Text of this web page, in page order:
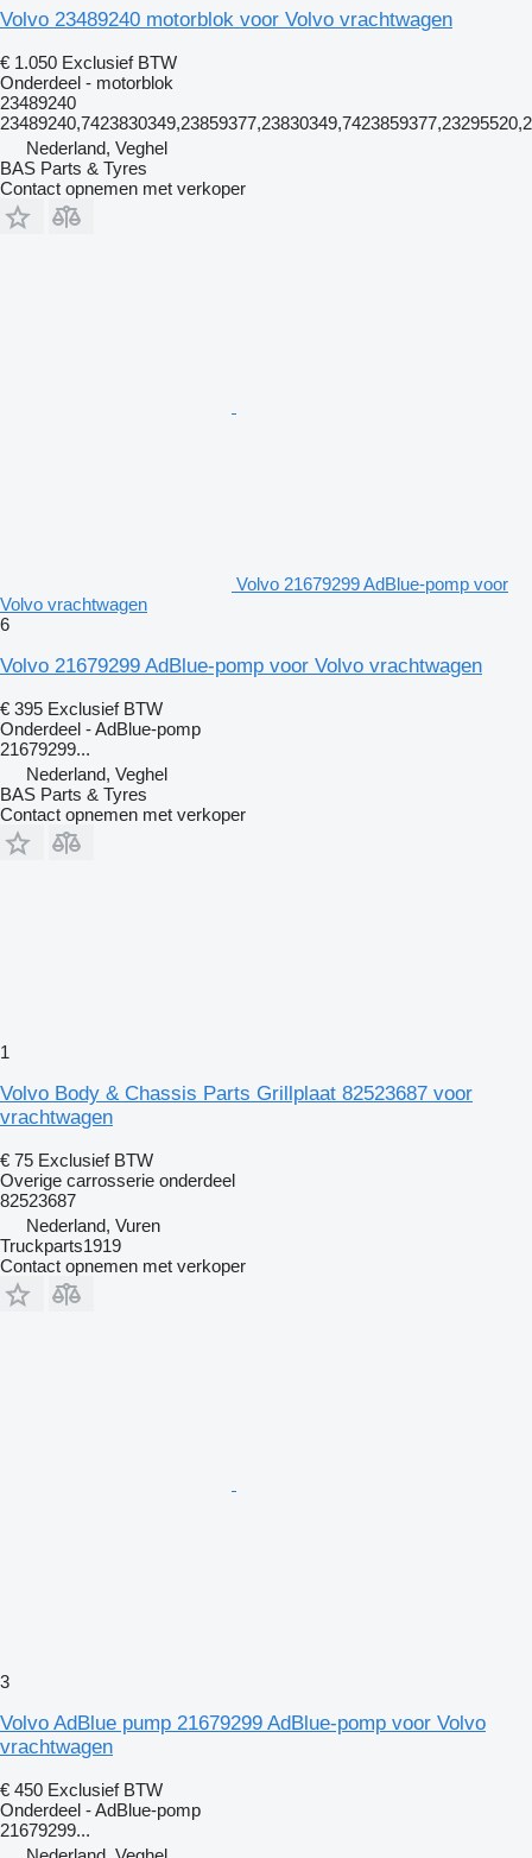
Volvo 23489240 motorblok voor Volvo vrachtwagen
€ 1.050 Exclusief BTW
Onderdeel - motorblok
23489240
Nederland, Veghel
BAS Parts & Tyres
Contact opnemen met verkoper
Volvo 21679299 AdBlue-pomp voor
Volvo vrachtwagen
6
Volvo 21679299 AdBlue-pomp voor Volvo vrachtwagen
€ 395 Exclusief BTW
Onderdeel - AdBlue-pomp
21679299...
Nederland, Veghel
BAS Parts & Tyres
Contact opnemen met verkoper
1
Volvo Body & Chassis Parts Grillplaat 82523687 voor
vrachtwagen
€ 75 Exclusief BTW
Overige carrosserie onderdeel
82523687
Nederland, Vuren
Truckparts1919
Contact opnemen met verkoper
3
Volvo AdBlue pump 21679299 AdBlue-pomp voor Volvo
vrachtwagen
€ 450 Exclusief BTW
Onderdeel - AdBlue-pomp
21679299...